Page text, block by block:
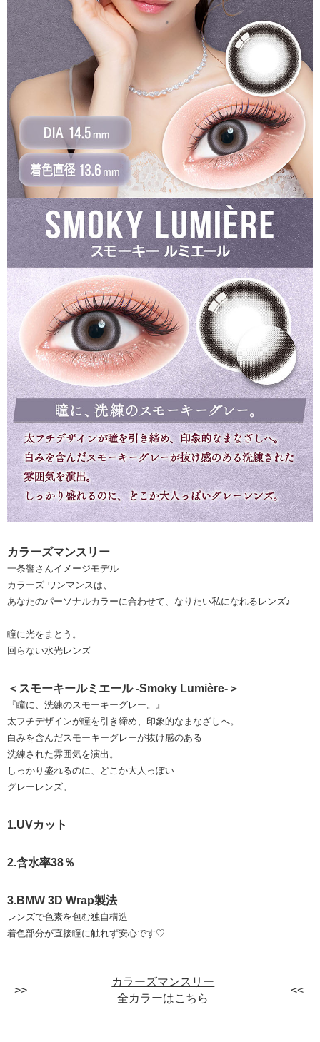
カラーズマンスリー
一条響さんイメージモデル
カラーズ ワンマンスは、
あなたのパーソナルカラーに合わせて、なりたい私になれるレンズ♪
瞳に光をまとう。
回らない水光レンズ
＜スモーキールミエール -Smoky Lumière-＞
『瞳に、洗練のスモーキーグレー。』
太フチデザインが瞳を引き締め、印象的なまなざしへ。
白みを含んだスモーキーグレーが抜け感のある
洗練された雰囲気を演出。
しっかり盛れるのに、どこか大人っぽい
グレーレンズ。
1.UVカット
2.含水率38％
3.BMW 3D Wrap製法
レンズで色素を包む独自構造
着色部分が直接瞳に触れず安心です♡
カラーズマンスリー
全カラーはこちら